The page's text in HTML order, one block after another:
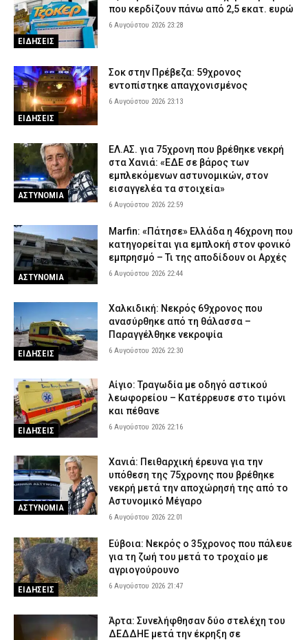
ΕΙΔΗΣΕΙΣ
που κερδίζουν πάνω από 2,5 εκατ. ευρώ
6 Αυγούστου 2026 23:28
ΕΙΔΗΣΕΙΣ
Σοκ στην Πρέβεζα: 59χρονος
εντοπίστηκε απαγχονισμένος
6 Αυγούστου 2026 23:13
ΑΣΤΥΝΟΜΙΑ
ΕΛ.ΑΣ. για 75χρονη που βρέθηκε νεκρή
στα Χανιά: «ΕΔΕ σε βάρος των
εμπλεκόμενων αστυνομικών, στον
εισαγγελέα τα στοιχεία»
6 Αυγούστου 2026 22:59
ΑΣΤΥΝΟΜΙΑ
Marfin: «Πάτησε» Ελλάδα η 46χρονη που
κατηγορείται για εμπλοκή στον φονικό
εμπρησμό – Τι της αποδίδουν οι Αρχές
6 Αυγούστου 2026 22:44
ΕΙΔΗΣΕΙΣ
Χαλκιδική: Νεκρός 69χρονος που
ανασύρθηκε από τη θάλασσα –
Παραγγέλθηκε νεκροψία
6 Αυγούστου 2026 22:30
ΕΙΔΗΣΕΙΣ
Αίγιο: Τραγωδία με οδηγό αστικού
λεωφορείου – Κατέρρευσε στο τιμόνι
και πέθανε
6 Αυγούστου 2026 22:16
ΑΣΤΥΝΟΜΙΑ
Χανιά: Πειθαρχική έρευνα για την
υπόθεση της 75χρονης που βρέθηκε
νεκρή μετά την αποχώρησή της από το
Αστυνομικό Μέγαρο
6 Αυγούστου 2026 22:01
ΕΙΔΗΣΕΙΣ
Εύβοια: Νεκρός ο 35χρονος που πάλευε
για τη ζωή του μετά το τροχαίο με
αγριογούρουνο
6 Αυγούστου 2026 21:47
Άρτα: Συνελήφθησαν δύο στελέχη του
ΔΕΔΔΗΕ μετά την έκρηξη σε